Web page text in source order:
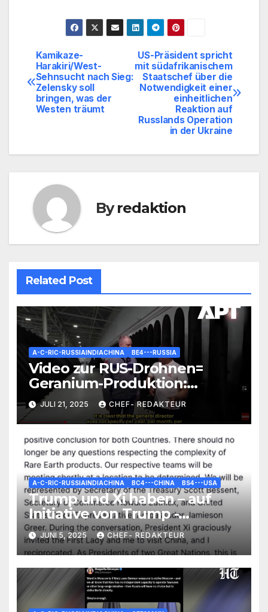
Beitragsnavigation
US-Präsident spricht
mit südafrikanischem
Staatschef über die
Notwendigkeit einer
einheitlichen
Reaktion auf
Russlands Operation
in der Ukraine
Kamikaze-
Harakiri/West-
Sehnsucht nach Sieg:
Zelensky soll
bringen, was der
Westen träumt
Byredaktion
Related Post
A-C-RIC-RUSSIAINDIACHINA BE4---RUSSIA
Video zur RUS-Drohnen=
Geranium-Produktion:
Interessante Zahlen und
Fakten
JULI 21, 2025 CHEF- REDAKTEUR
A-C-RIC-RUSSIAINDIACHINA BC4---CHINA BS4---USA
Trump und Xi haben – auf
Initiative von Trump -
telefoniert – Statement von
Trump
JUNI 5, 2025 CHEF- REDAKTEUR